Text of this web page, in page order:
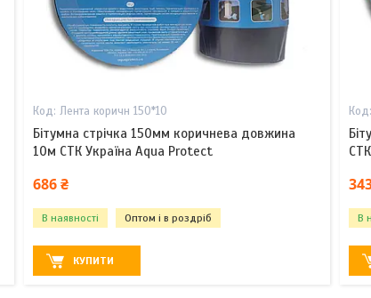
Лента коричн 150*10
Бітумна стрічка 150мм коричнева довжина
10м СТК Україна Aqua Protect
686 ₴
В наявності Оптом і в роздріб
КУПИТИ
В